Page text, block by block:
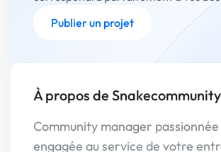
Publier un projet
À propos de Snakecommunity
Community manager
engagée au service de votre